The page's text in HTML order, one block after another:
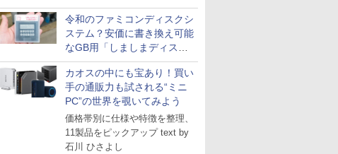
令和のファミコンディスクシ
ステム？安価に書き換え可能
なGB用「しましまディスク
システム」
カオスの中にも宝あり！買い
手の通販力も試される“ミニ
PC”の世界を覗いてみよう
価格帯別に仕様や特徴を整理、
11製品をピックアップ text by
石川 ひさよし